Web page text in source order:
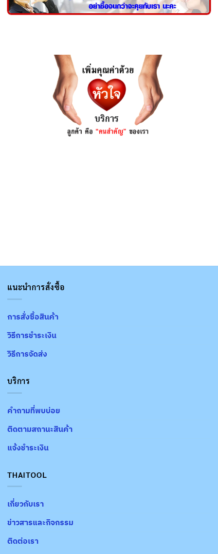
แนะนำการสั่งซื้อ
การสั่งซื้อสินค้า
วิธีการชำระเงิน
วิธีการจัดส่ง
บริการ
คำถามที่พบบ่อย
ติดตามสถานะสินค้า
แจ้งชำระเงิน
THAITOOL
เกี่ยวกับเรา
ข่าวสารและกิจกรรม
ติดต่อเรา